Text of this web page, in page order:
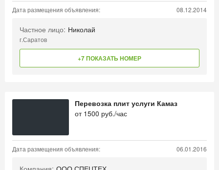
Дата размещения объявления: 08.12.2014
Частное лицо: Николай
г.Саратов
+7 ПОКАЗАТЬ НОМЕР
Перевозка плит услуги Камаз
от 1500 руб./час
Дата размещения объявления: 06.01.2016